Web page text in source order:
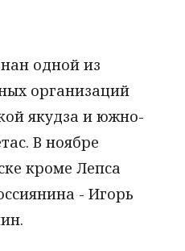
одной из
организаций
якудза и южно-
В ноябре
кроме Лепса
- Игорь